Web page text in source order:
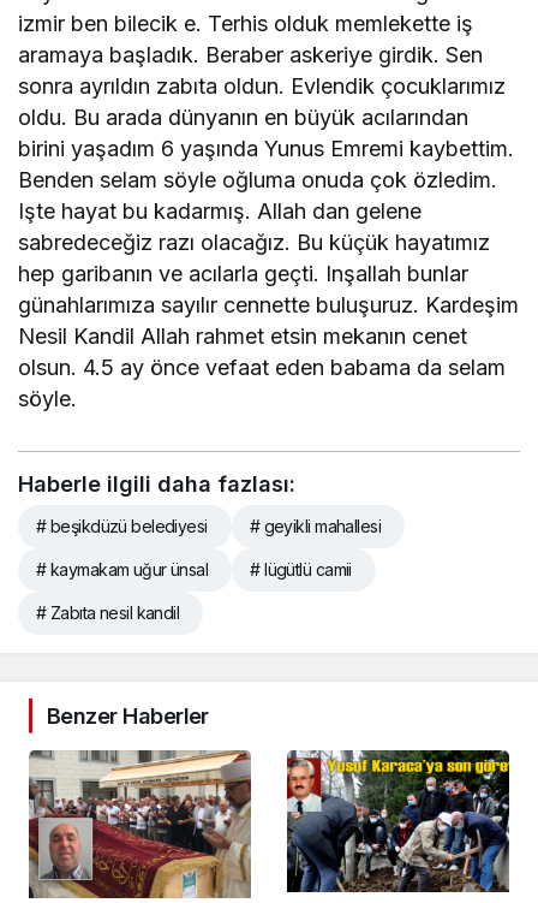
izmir ben bilecik e. Terhis olduk memlekette iş
aramaya başladık. Beraber askeriye girdik. Sen
sonra ayrıldın zabıta oldun. Evlendik çocuklarımız
oldu. Bu arada dünyanın en büyük acılarından
birini yaşadım 6 yaşında Yunus Emremi kaybettim.
Benden selam söyle oğluma onuda çok özledim.
Işte hayat bu kadarmış. Allah dan gelene
sabredeceğiz razı olacağız. Bu küçük hayatımız
hep garibanın ve acılarla geçti. Inşallah bunlar
günahlarımıza sayılır cennette buluşuruz. Kardeşim
Nesil Kandil Allah rahmet etsin mekanın cenet
olsun. 4.5 ay önce vefaat eden babama da selam
söyle.
Haberle ilgili daha fazlası:
# beşikdüzü belediyesi # geyikli mahallesi
# kaymakam uğur ünsal # lügütlü camii
# Zabıta nesil kandil
Benzer Haberler